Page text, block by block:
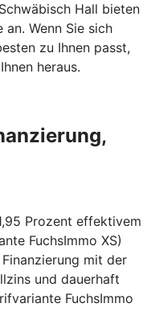
Hall bieten
Wenn Sie sich
zu Ihnen passt,
heraus.
Prozent effektivem
FuchsImmo XS)
mit der
und dauerhaft
FuchsImmo